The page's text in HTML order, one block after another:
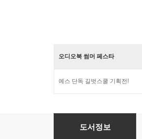
오디오북 썸머 페스타
예스 단독 길벗스쿨 기획전!
팀 켈러의 정의란 무엇인가
도서정보